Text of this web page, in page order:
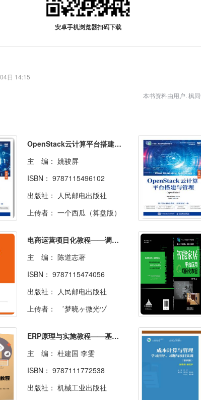
安卓手机浏览器扫码下载
日 14:15
本书资料由用户. 枫
OpenStack云计算平台搭建与管理（微课版）
主 编： 姚骏屏
ISBN： 9787115496102
出版社： 人民邮电出版社
上传者： 一个西瓜（算盘版）
电商运营项目化教程——调研、平台、策划、数据
主 编： 陈道志著
ISBN： 9787115474056
出版社： 人民邮电出版社
上传者：
゛梦晓ヶ微光ヅ
ERP原理与实施教程——基于金蝶K/3 Cloud创新管理平台
主 编： 杜建国 李雯
ISBN： 9787111772538
出版社： 机械工业出版社